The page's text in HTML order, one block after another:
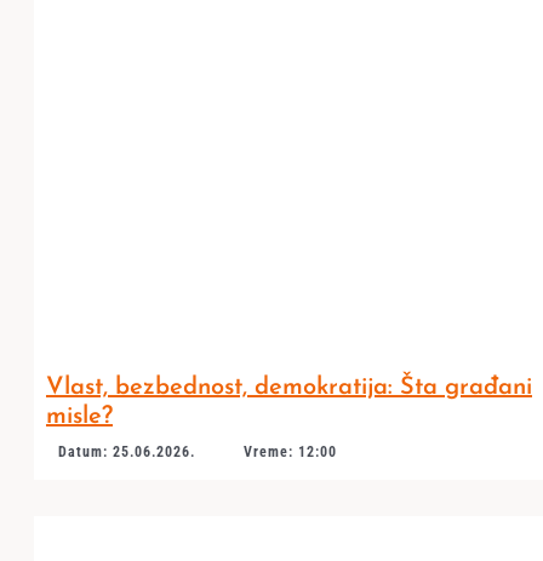
Vlast, bezbednost, demokratija: Šta građani
misle?
Datum: 25.06.2026. Vreme: 12:00